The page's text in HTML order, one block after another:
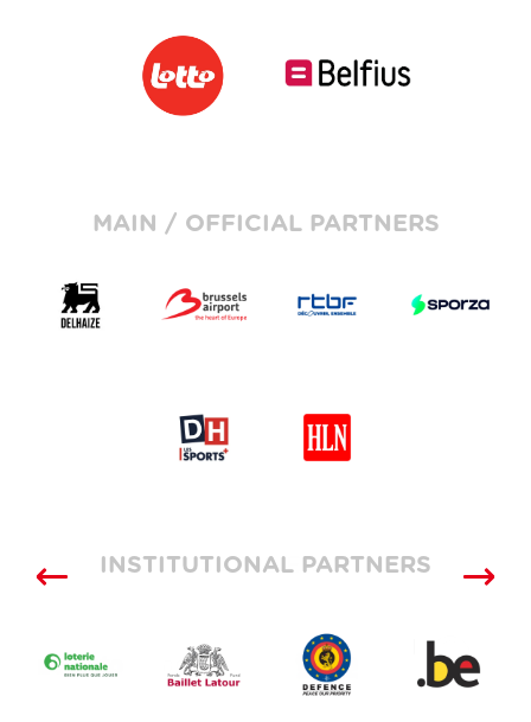
MAIN / OFFICIAL PARTNERS
INSTITUTIONAL PARTNERS